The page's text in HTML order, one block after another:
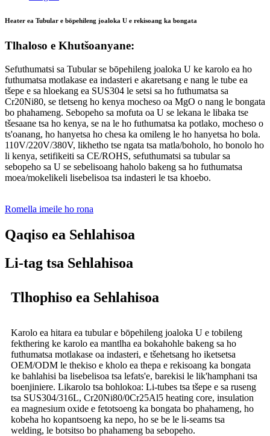
Heater ea Tubular e bōpehileng joaloka U e rekisoang ka bongata
Tlhaloso e Khutšoanyane:
Sefuthumatsi sa Tubular se bōpehileng joaloka U ke karolo ea ho
futhumatsa motlakase ea indasteri e akaretsang e nang le tube ea
tšepe e sa hloekang ea SUS304 le setsi sa ho futhumatsa sa
Cr20Ni80, se tletseng ho kenya mocheso oa MgO o nang le bongata
bo phahameng. Sebopeho sa mofuta oa U se lekana le libaka tse
tšesaane tsa ho kenya, se na le ho futhumatsa ka potlako, mocheso o
ts'oanang, ho hanyetsa ho chesa ka omileng le ho hanyetsa ho bola.
110V/220V/380V, likhetho tse ngata tsa matla/boholo, ho bonolo ho
li kenya, setifikeiti sa CE/ROHS, sefuthumatsi sa tubular sa
sebopeho sa U se sebelisoang haholo bakeng sa ho futhumatsa
moea/mokelikeli lisebelisoa tsa indasteri le tsa khoebo.
Romella imeile ho rona
Qaqiso ea Sehlahisoa
Li-tag tsa Sehlahisoa
Tlhophiso ea Sehlahisoa
Karolo ea hitara ea tubular e bōpehileng joaloka U e tobileng
fekthering ke karolo ea mantlha ea bokahohle bakeng sa ho
futhumatsa motlakase oa indasteri, e tšehetsang ho iketsetsa
OEM/ODM le thekiso e kholo ea thepa e rekisoang ka bongata
ke bahlahisi ba lisebelisoa tsa lefats'e, barekisi le lik'hamphani tsa
boenjiniere. Likarolo tsa bohlokoa: Li-tubes tsa tšepe e sa ruseng
tsa SUS304/316L, Cr20Ni80/0Cr25Al5 heating core, insulation
ea magnesium oxide e fetotsoeng ka bongata bo phahameng, ho
kobeha ho kopantsoeng ka nepo, ho se be le li-seams tsa
welding, le botsitso bo phahameng ba sebopeho.